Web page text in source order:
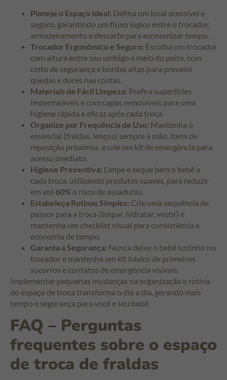
Planeje o Espaço Ideal: Defina um local acessível e
seguro, garantindo um fluxo lógico entre o trocador,
armazenamento e descarte para economizar tempo.
Trocador Ergonômico e Seguro: Escolha um trocador
com altura entre seu umbigo e meio do peito, com
cinto de segurança e bordas altas para prevenir
quedas e dores nas costas.
Materiais de Fácil Limpeza: Prefira superfícies
impermeáveis e com capas removíveis para uma
higiene rápida e eficaz após cada troca.
Organize por Frequência de Uso: Mantenha o
essencial (fraldas, lenços) sempre à mão, itens de
reposição próximos, e crie um kit de emergência para
acesso imediato.
Higiene Preventiva: Limpe e seque bem o bebê a
cada troca, utilizando produtos suaves, para reduzir
em até 60% o risco de assaduras.
Estabeleça Rotinas Simples: Crie uma sequência de
passos para a troca (limpar, hidratar, vestir) e
mantenha um checklist visual para consistência e
economia de tempo.
Garanta a Segurança: Nunca deixe o bebê sozinho no
trocador e mantenha um kit básico de primeiros
socorros e contatos de emergência visíveis.
Implementar pequenas mudanças na organização e rotina
do espaço de troca transforma o dia a dia, gerando mais
tempo e segurança para você e seu bebê.
FAQ – Perguntas
frequentes sobre o espaço
de troca de fraldas